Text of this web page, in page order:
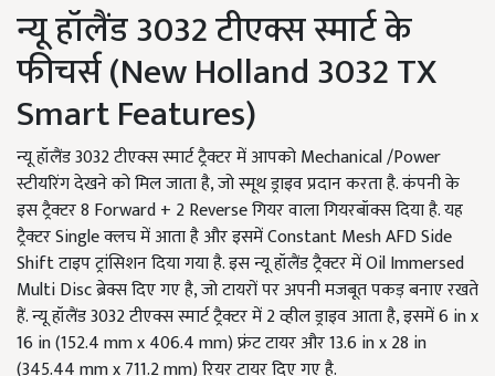
न्यू हॉलैंड 3032 टीएक्स स्मार्ट के
फीचर्स (New Holland 3032 TX
Smart Features)
न्यू हॉलैंड 3032 टीएक्स स्मार्ट ट्रैक्टर में आपको Mechanical /Power
स्टीयरिंग देखने को मिल जाता है, जो स्मूथ ड्राइव प्रदान करता है. कंपनी के
इस ट्रैक्टर 8 Forward + 2 Reverse गियर वाला गियरबॉक्स दिया है. यह
ट्रैक्टर Single क्लच में आता है और इसमें Constant Mesh AFD Side
Shift टाइप ट्रांसिशन दिया गया है. इस न्यू हॉलैंड ट्रैक्टर में Oil Immersed
Multi Disc ब्रेक्स दिए गए है, जो टायरों पर अपनी मजबूत पकड़ बनाए रखते
हैं. न्यू हॉलैंड 3032 टीएक्स स्मार्ट ट्रैक्टर में 2 व्हील ड्राइव आता है, इसमें 6 in x
16 in (152.4 mm x 406.4 mm) फ्रंट टायर और 13.6 in x 28 in